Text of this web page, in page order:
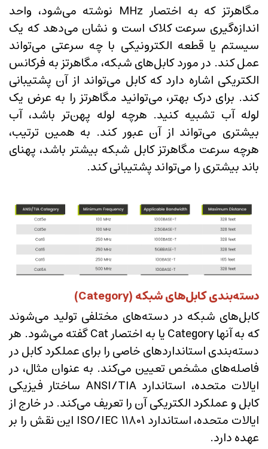
مگاهرتز که به اختصار MHz نوشته می‌شود، واحد
اندازه‌گیری سرعت کلاک است و نشان می‌دهد که یک
سیستم یا قطعه الکترونیکی با چه سرعتی می‌تواند
عمل کند. در مورد کابل‌های شبکه، مگاهرتز به فرکانس
الکتریکی اشاره دارد که کابل می‌تواند از آن پشتیبانی
کند. برای درک بهتر، می‌توانید مگاهرتز را به عرض یک
لوله آب تشبیه کنید. هرچه لوله پهن‌تر باشد، آب
بیشتری می‌تواند از آن عبور کند. به همین ترتیب،
هرچه سرعت مگاهرتز کابل شبکه بیشتر باشد، پهنای
باند بیشتری را می‌تواند پشتیبانی کند.
دسته‌بندی کابل‌های شبکه (Category)
کابل‌های شبکه در دسته‌های مختلفی تولید می‌شوند
که به آنها Category یا به اختصار Cat گفته می‌شود. هر
دسته‌بندی استانداردهای خاصی را برای عملکرد کابل در
فاصله‌های مشخص تعیین می‌کند. به عنوان مثال، در
ایالات متحده، استاندارد ANSI/TIA ساختار فیزیکی
کابل و عملکرد الکتریکی آن را تعریف می‌کند. در خارج از
ایالات متحده، استاندارد ISO/IEC 11801 این نقش را بر
عهده دارد.